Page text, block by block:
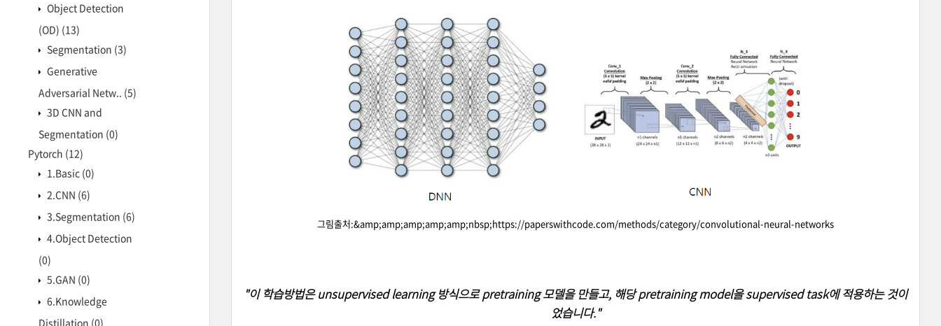
Object Detection
(OD) (13)
Segmentation (3)
Generative
Adversarial Netw.. (5)
3D CNN and
Segmentation (0)
Pytorch (12)
1.Basic (0)
2.CNN (6)
3.Segmentation (6)
4.Object Detection
(0)
5.GAN (0)
6.Knowledge
Distillation (0)
그림출처:&amp;amp;amp;amp;amp;nbsp;https://paperswithcode.com/methods/category/convolutional-neural-networks
"이 학습방법은 unsupervised learning 방식으로 pretraining 모델을 만들고, 해당 pretraining model을 supervised task에 적용하는 것이
었습니다."